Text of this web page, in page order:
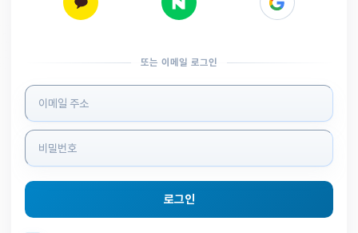
또는 이메일 로그인
로그인 정보 입력
로그인